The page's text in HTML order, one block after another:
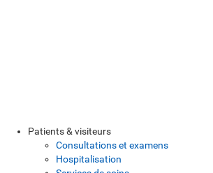
Patients & visiteurs
Consultations et examens
Hospitalisation